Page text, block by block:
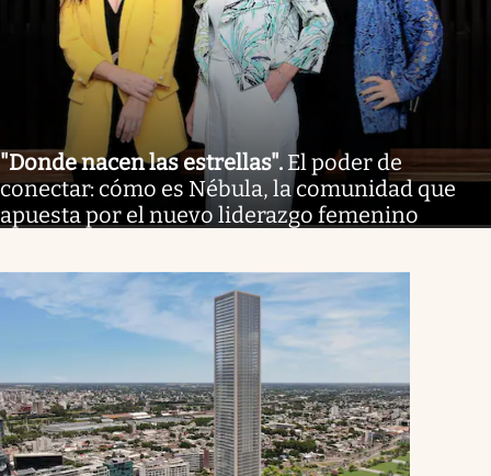
"Donde nacen las estrellas". El poder de
conectar: cómo es Nébula, la comunidad que
apuesta por el nuevo liderazgo femenino